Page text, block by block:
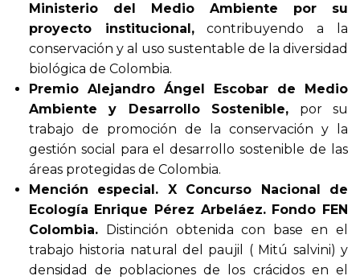
Ministerio del Medio Ambiente por su
proyecto institucional,contribuyendo a la
conservación y al uso sustentable de la diversidad
biológica de Colombia.
Premio Alejandro Ángel Escobar de Medio
Ambiente y Desarrollo Sostenible, por su
trabajo de promoción de la conservación y la
gestión social para el desarrollo sostenible de las
áreas protegidas de Colombia.
Mención especial. X Concurso Nacional de
Ecología Enrique Pérez Arbeláez. Fondo FEN
Colombia.Distinción obtenida con base en el
trabajo historia natural del paujil ( Mitú salvini) y
densidad de poblaciones de los crácidos en el